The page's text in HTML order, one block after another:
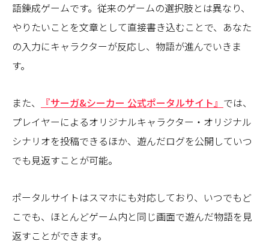
語錬成ゲームです。従来のゲームの選択肢とは異なり、
やりたいことを文章として直接書き込むことで、あなた
の入力にキャラクターが反応し、物語が進んでいきま
す。
また、 『サーガ&シーカー 公式ポータルサイト』 では、
プレイヤーによるオリジナルキャラクター・オリジナル
シナリオを投稿できるほか、遊んだログを公開していつ
でも見返すことが可能。
ポータルサイトはスマホにも対応しており、いつでもど
こでも、ほとんどゲーム内と同じ画面で遊んだ物語を見
返すことができます。